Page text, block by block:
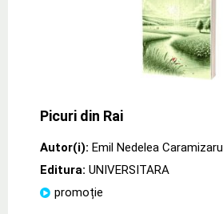
Picuri din Rai
Autor(i): Emil Nedelea Caramizaru
Editura: UNIVERSITARA
promoție